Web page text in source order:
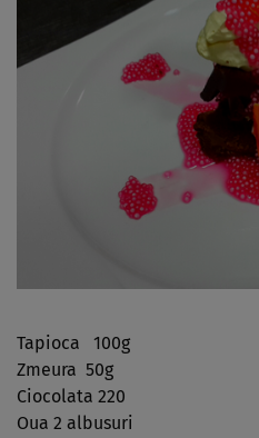
Tapioca 100g
Zmeura 50g
Ciocolata 220
Oua 2 albusuri